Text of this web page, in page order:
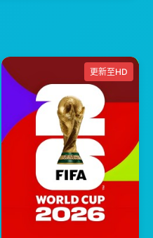
更新至HD